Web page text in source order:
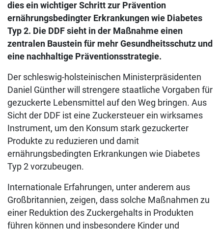
dies ein wichtiger Schritt zur Prävention
ernährungsbedingter Erkrankungen wie Diabetes
Typ 2. Die DDF sieht in der Maßnahme einen
zentralen Baustein für mehr Gesundheitsschutz und
eine nachhaltige Präventionsstrategie.
Der schleswig-holsteinischen Ministerpräsidenten
Daniel Günther will strengere staatliche Vorgaben für
gezuckerte Lebensmittel auf den Weg bringen. Aus
Sicht der DDF ist eine Zuckersteuer ein wirksames
Instrument, um den Konsum stark gezuckerter
Produkte zu reduzieren und damit
ernährungsbedingten Erkrankungen wie Diabetes
Typ 2 vorzubeugen.
Internationale Erfahrungen, unter anderem aus
Großbritannien, zeigen, dass solche Maßnahmen zu
einer Reduktion des Zuckergehalts in Produkten
führen können und insbesondere Kinder und